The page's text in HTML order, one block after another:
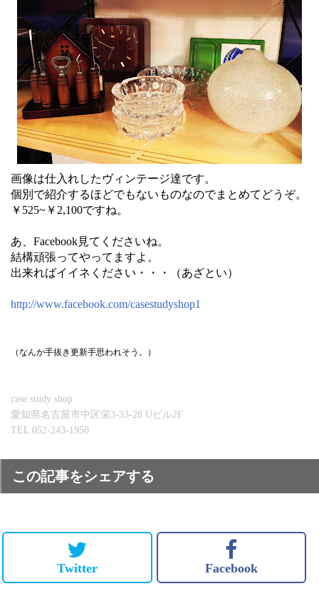
画像は仕入れしたヴィンテージ達です。
個別で紹介するほどでもないものなのでまとめてどうぞ。
￥525~￥2,100ですね。
あ、Facebook見てくださいね。
結構頑張ってやってますよ。
出来ればイイネください・・・（あざとい）
http://www.facebook.com/casestudyshop1
（なんか手抜き更新手思われそう。）
case study shop
愛知県名古屋市中区栄3-33-28 Uビル2F
TEL 052-243-1950
この記事をシェアする
Twitter Facebook